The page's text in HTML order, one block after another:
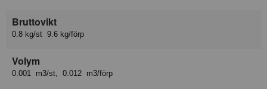
Bruttovikt
0.8 kg/st 9.6 kg/förp
Volym
0.001 m3/st, 0.012 m3/förp